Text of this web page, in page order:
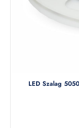
LED Szalag